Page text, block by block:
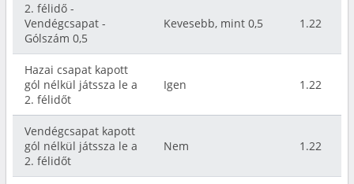
2. félidő -
Vendégcsapat -
Gólszám 0,5
Kevesebb, mint 0,5 1.22
Hazai csapat kapott
gól nélkül játssza le a
2. félidőt
Igen 1.22
Vendégcsapat kapott
gól nélkül játssza le a
2. félidőt
Nem 1.22